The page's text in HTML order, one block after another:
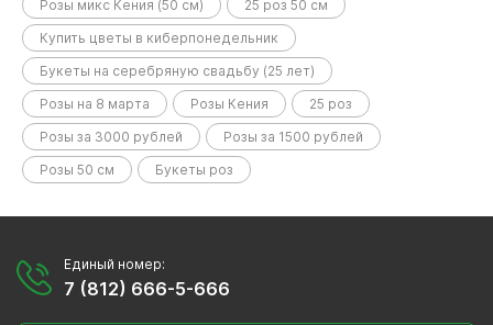
Розы микс Кения (50 см)
25 роз 50 см
Купить цветы в киберпонедельник
Букеты на серебряную свадьбу (25 лет)
Розы на 8 марта
Розы Кения
25 роз
Розы за 3000 рублей
Розы за 1500 рублей
Розы 50 см
Букеты роз
Единый номер:
7 (812) 666-5-666